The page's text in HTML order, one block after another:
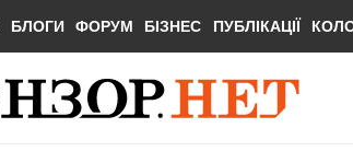
БЛОГИ ФОРУМ БІЗНЕС ПУБЛІКАЦІЇ